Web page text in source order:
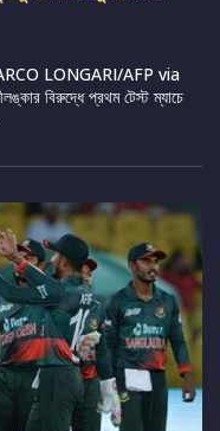
LONGARI/AFP via
বিরুদ্ধে প্রথম টেস্ট ম্যাচে